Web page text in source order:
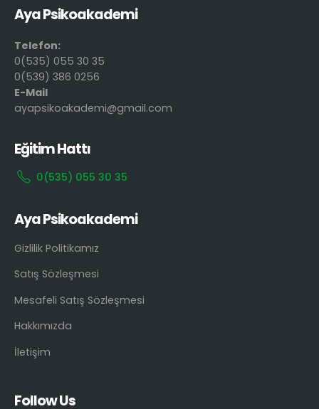
Aya Psikoakademi
Telefon:
0(535) 055 30 35
0(539) 386 0256
E-Mail
ayapsikoakademi@gmail.com
Eğitim Hattı
0(535) 055 30 35
Aya Psikoakademi
Gizlilik Politikamız
Satış Sözleşmesi
Mesafeli Satış Sözleşmesi
Hakkımızda
İletişim
Follow Us